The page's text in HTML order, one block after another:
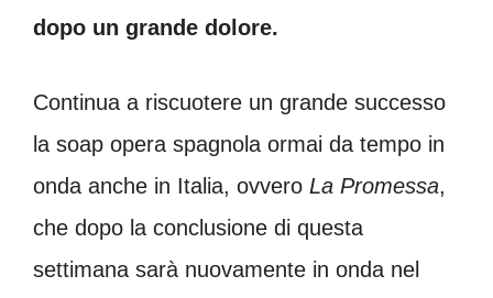
dopo un grande dolore.
Continua a riscuotere un grande successo
la soap opera spagnola ormai da tempo in
onda anche in Italia, ovvero La Promessa,
che dopo la conclusione di questa
settimana sarà nuovamente in onda nel